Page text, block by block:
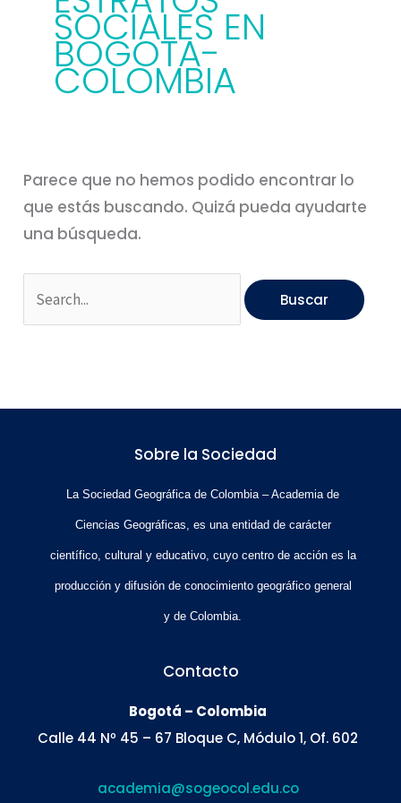
SOCIALES EN
BOGOTA-
COLOMBIA
Parece que no hemos podido encontrar lo
que estás buscando. Quizá pueda ayudarte
una búsqueda.
Sobre la Sociedad
La Sociedad Geográfica de Colombia – Academia de
Ciencias Geográficas, es una entidad de carácter
científico, cultural y educativo, cuyo centro de acción es la
producción y difusión de conocimiento geográfico general
y de Colombia.
Contacto
Bogotá – Colombia
Calle 44 Nº 45 – 67 Bloque C, Módulo 1, Of. 602
academia@sogeocol.edu.co